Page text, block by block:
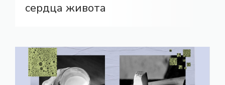
сердца живота